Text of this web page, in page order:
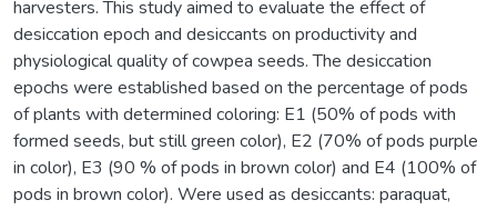
harvesters. This study aimed to evaluate the effect of
desiccation epoch and desiccants on productivity and
physiological quality of cowpea seeds. The desiccation
epochs were established based on the percentage of pods
of plants with determined coloring: E1 (50% of pods with
formed seeds, but still green color), E2 (70% of pods purple
in color), E3 (90 % of pods in brown color) and E4 (100% of
pods in brown color). Were used as desiccants: paraquat,